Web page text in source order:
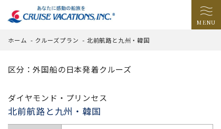
MENU
ホーム - クルーズプラン - 北前航路と九州・韓国
区分：外国船の日本発着クルーズ
ダイヤモンド・プリンセス
北前航路と九州・韓国